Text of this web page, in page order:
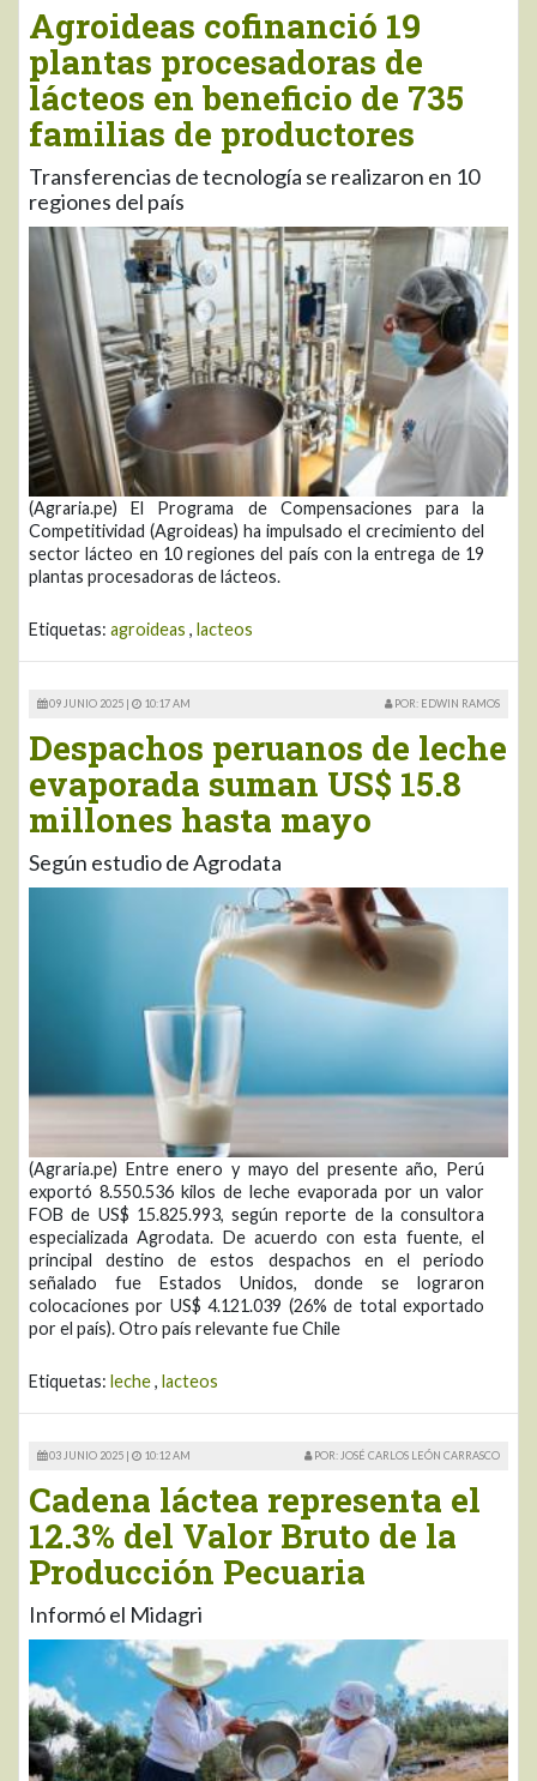
Agroideas cofinanció 19
plantas procesadoras de
lácteos en beneficio de 735
familias de productores
Transferencias de tecnología se realizaron en 10
regiones del país
(Agraria.pe) El Programa de Compensaciones para la
Competitividad (Agroideas) ha impulsado el crecimiento del
sector lácteo en 10 regiones del país con la entrega de 19
plantas procesadoras de lácteos.
Etiquetas: agroideas , lacteos
09 JUNIO 2025 | 10:17 AM POR: EDWIN RAMOS
Despachos peruanos de leche
evaporada suman US$ 15.8
millones hasta mayo
Según estudio de Agrodata
(Agraria.pe) Entre enero y mayo del presente año, Perú
exportó 8.550.536 kilos de leche evaporada por un valor
FOB de US$ 15.825.993, según reporte de la consultora
especializada Agrodata. De acuerdo con esta fuente, el
principal destino de estos despachos en el periodo
señalado fue Estados Unidos, donde se lograron
colocaciones por US$ 4.121.039 (26% de total exportado
por el país). Otro país relevante fue Chile
Etiquetas: leche, lacteos
03 JUNIO 2025 | 10:12 AM POR: JOSÉ CARLOS LEÓN CARRASCO
Cadena láctea representa el
12.3% del Valor Bruto de la
Producción Pecuaria
Informó el Midagri